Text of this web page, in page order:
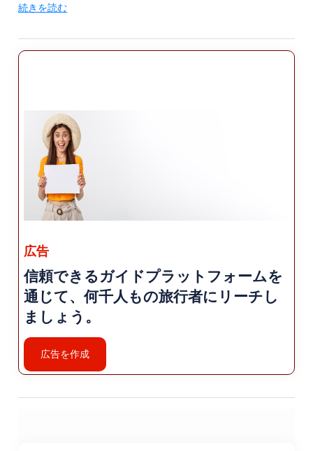
ゾンで人気の観光スポット:
この博物館は、 トラブゾンの必見の観光スポッ
スメラ修道院: メラ山の崖の上に建つスメラ修道院
修道院はトラブゾンの象徴的な観光スポットで
す。この古代ギリシャ正教は、 修道院の歴史は 4
世紀にまで遡り、息を呑むような景色を眺めるこ
ウズンギョル: トラブゾ​​ンから約 100 キロメートル
ことで知られる魅惑的な山間の村 緑豊かな森と伝
統的な木造家屋。楽しんでください 静かなエリア
で、湖の周りをゆっくりと散歩し、味覚を味わっ
てください。 魅力的なレストランで郷土料理をお
楽しみください。
トラブゾン城: トラブゾ​​ン城は、トラブゾン要塞と
しても知られています。 街と黒海を見渡す歴史的
建造物。探検してください 古代の壁や塔を見学
続きを読む
広告
信頼できるガイドプラットフォームを
通じて、何千人もの旅行者にリーチし
ましょう。
広告を作成